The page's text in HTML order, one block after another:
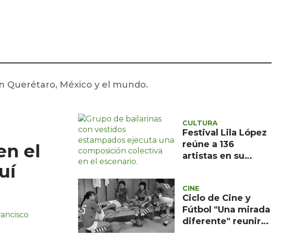
Querétaro, México y el mundo.
el
CULTURA
Festival Lila López
reúne a 136
artistas en su
CINE
Ciclo de Cine y
Fútbol "Una mirada
diferente" reunirá